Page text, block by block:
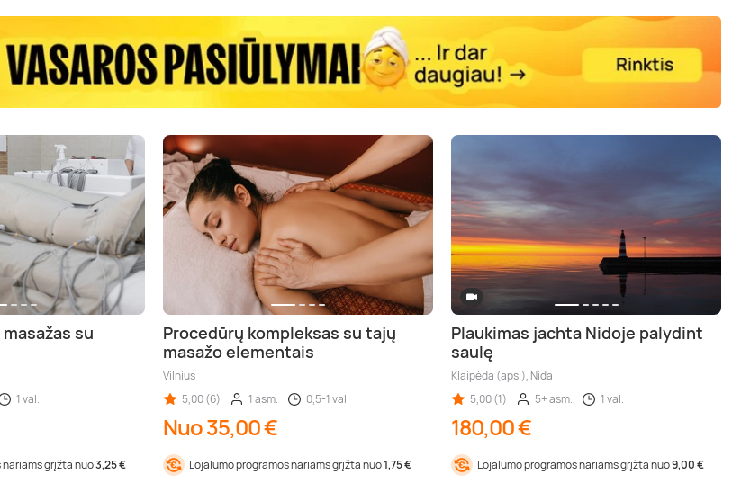
su
1 val.
grįžta nuo3,25 €
Procedūrų kompleksas su tajų
masažo elementais
Vilnius
5,00 (6)
1 asm. 0,5-1 val.
Nuo 35,00 €
Lojalumo programos nariams grįžta nuo1,75 €
Plaukimas jachta Nidoje palydint
saulę
Klaipėda (aps.), Nida
5,00 (1)
5+ asm. 1 val.
180,00 €
Lojalumo programos nariams grįžta nuo9,00 €